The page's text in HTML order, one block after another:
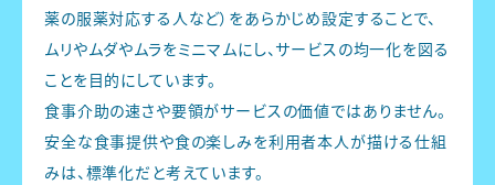
薬の服薬対応する人など）をあらかじめ設定することで、
ムリやムダやムラをミニマムにし、サービスの均一化を図る
ことを目的にしています。
食事介助の速さや要領がサービスの価値ではありません。
安全な食事提供や食の楽しみを利用者本人が描ける仕組
みは、標準化だと考えています。